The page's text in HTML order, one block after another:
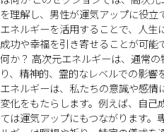
を理解し、男性が運気アップに役
エネルギーを活用することで、人生
成功や幸福を引き寄せることが可能
何か？ 高次元エネルギーは、通常
り、精神的、霊的なレベルでの影響
エネルギーは、私たちの意識や感情
変化をもたらします。例えば、自己
ては運気アップにもつながります。